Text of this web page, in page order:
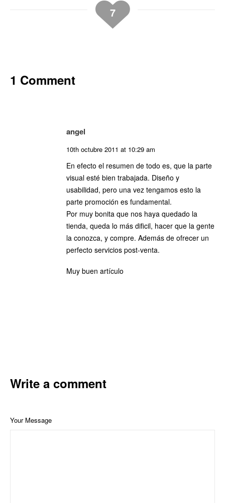
7
1 Comment
angel
10th octubre 2011 at 10:29 am
En efecto el resumen de todo es, que la parte
visual esté bien trabajada. Diseño y
usabilidad, pero una vez tengamos esto la
parte promoción es fundamental.
Por muy bonita que nos haya quedado la
tienda, queda lo más dificil, hacer que la gente
la conozca, y compre. Además de ofrecer un
perfecto servicios post-venta.
Muy buen artículo
Write a comment
Your Message